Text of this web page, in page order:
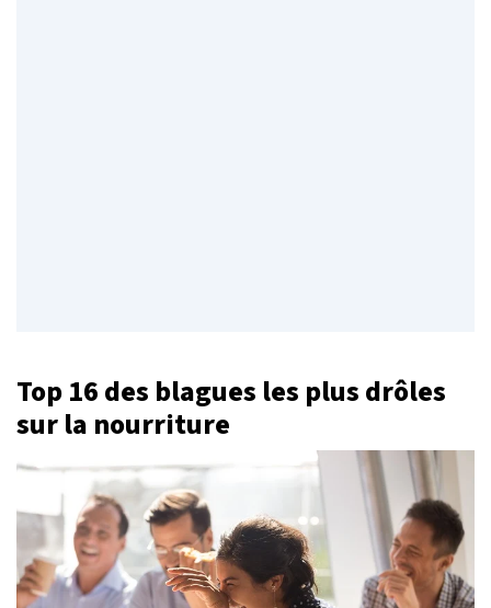
Top 16 des blagues les plus drôles
sur la nourriture